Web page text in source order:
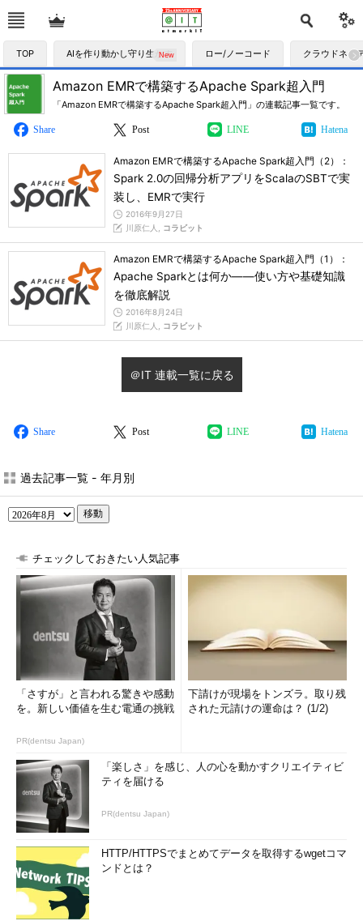
TOP AIを作り動かし守り生かす ロー/ノーコード クラウドネイ
Amazon EMRで構築するApache Spark超入門
「Amazon EMRで構築するApache Spark超入門」の連載記事一覧です。
Share Post LINE Hatena
Amazon EMRで構築するApache Spark超入門（2）：
Spark 2.0の回帰分析アプリをScalaのSBTで実
装し、EMRで実行
2016年9月27日
川原仁人, コラビット
Amazon EMRで構築するApache Spark超入門（1）：
Apache Sparkとは何か――使い方や基礎知識
を徹底解説
2016年8月24日
川原仁人, コラビット
＠IT 連載一覧に戻る
Share Post LINE Hatena
過去記事一覧 - 年月別
移動
チェックしておきたい人気記事
「さすが」と言われる驚きや感動
を。新しい価値を生む電通の挑戦
PR(dentsu Japan)
下請けが現場をトンズラ。取り残
された元請けの運命は？ (1/2)
「楽しさ」を感じ、人の心を動かすクリエイティビ
ティを届ける
PR(dentsu Japan)
HTTP/HTTPSでまとめてデータを取得するwgetコマ
ンドとは？